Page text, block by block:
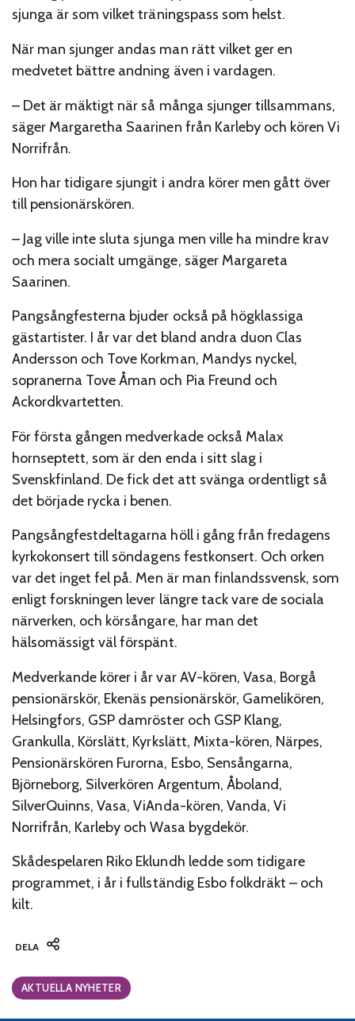
sjunga är som vilket träningspass som helst.
När man sjunger andas man rätt vilket ger en
medvetet bättre andning även i vardagen.
– Det är mäktigt när så många sjunger tillsammans,
säger Margaretha Saarinen från Karleby och kören Vi
Norrifrån.
Hon har tidigare sjungit i andra körer men gått över
till pensionärskören.
– Jag ville inte sluta sjunga men ville ha mindre krav
och mera socialt umgänge, säger Margareta
Saarinen.
Pangsångfesterna bjuder också på högklassiga
gästartister. I år var det bland andra duon Clas
Andersson och Tove Korkman, Mandys nyckel,
sopranerna Tove Åman och Pia Freund och
Ackordkvartetten.
För första gången medverkade också Malax
hornseptett, som är den enda i sitt slag i
Svenskfinland. De fick det att svänga ordentligt så
det började rycka i benen.
Pangsångfestdeltagarna höll i gång från fredagens
kyrkokonsert till söndagens festkonsert. Och orken
var det inget fel på. Men är man finlandssvensk, som
enligt forskningen lever längre tack vare de sociala
närverken, och körsångare, har man det
hälsomässigt väl förspänt.
Medverkande körer i år var AV-kören, Vasa, Borgå
pensionärskör, Ekenäs pensionärskör, Gamelikören,
Helsingfors, GSP damröster och GSP Klang,
Grankulla, Körslätt, Kyrkslätt, Mixta-kören, Närpes,
Pensionärskören Furorna, Esbo, Sensångarna,
Björneborg, Silverkören Argentum, Åboland,
SilverQuinns, Vasa, ViAnda-kören, Vanda, Vi
Norrifrån, Karleby och Wasa bygdekör.
Skådespelaren Riko Eklundh ledde som tidigare
programmet, i år i fullständig Esbo folkdräkt – och
kilt.
DELA
Categories:
AKTUELLA NYHETER